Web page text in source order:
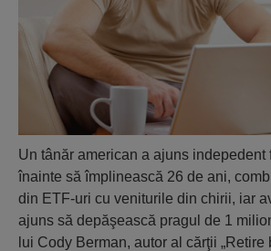
Un tânăr american a ajuns indepedent
înainte să împlinească 26 de ani,
din ETF-uri cu veniturile din chirii, iar
ajuns să depăşească pragul de 1
lui Cody Berman, autor al cărţii